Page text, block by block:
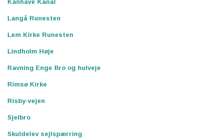
Kanhave Kanal
Langå Runesten
Lem Kirke Runesten
Lindholm Høje
Ravning Enge Bro og hulveje
Rimsø Kirke
Risby-vejen
Sjelbro
Skuldelev sejlspærring